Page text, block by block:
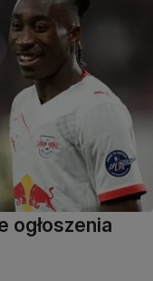
ogłoszenia